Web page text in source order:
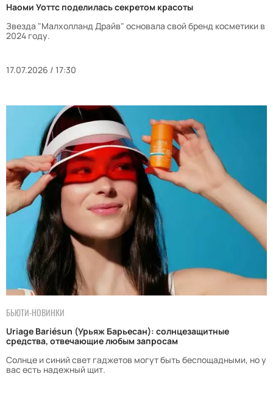
Наоми Уоттс поделилась секретом красоты
Звезда "Малхолланд Драйв" основала свой бренд косметики в
2024 году.
17.07.2026 / 17:30
БЬЮТИ-НОВИНКИ
Uriage Bariésun (Урьяж Барьесан): солнцезащитные
средства, отвечающие любым запросам
Солнце и синий свет гаджетов могут быть беспощадными, но у
вас есть надежный щит.